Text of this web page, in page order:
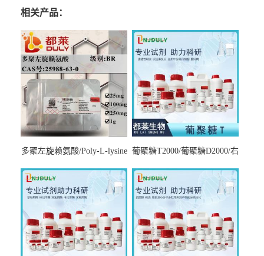
相关产品：
多聚左旋赖氨酸/Poly-L-lysine
7000，分子量7000-15000，分
子量2万～4万，分子量3～7
万，分子量7～15万，分子量
15～30万
葡聚糖T2000/葡聚糖D2000/右